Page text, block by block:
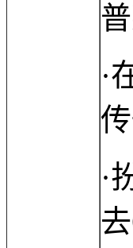
·
·